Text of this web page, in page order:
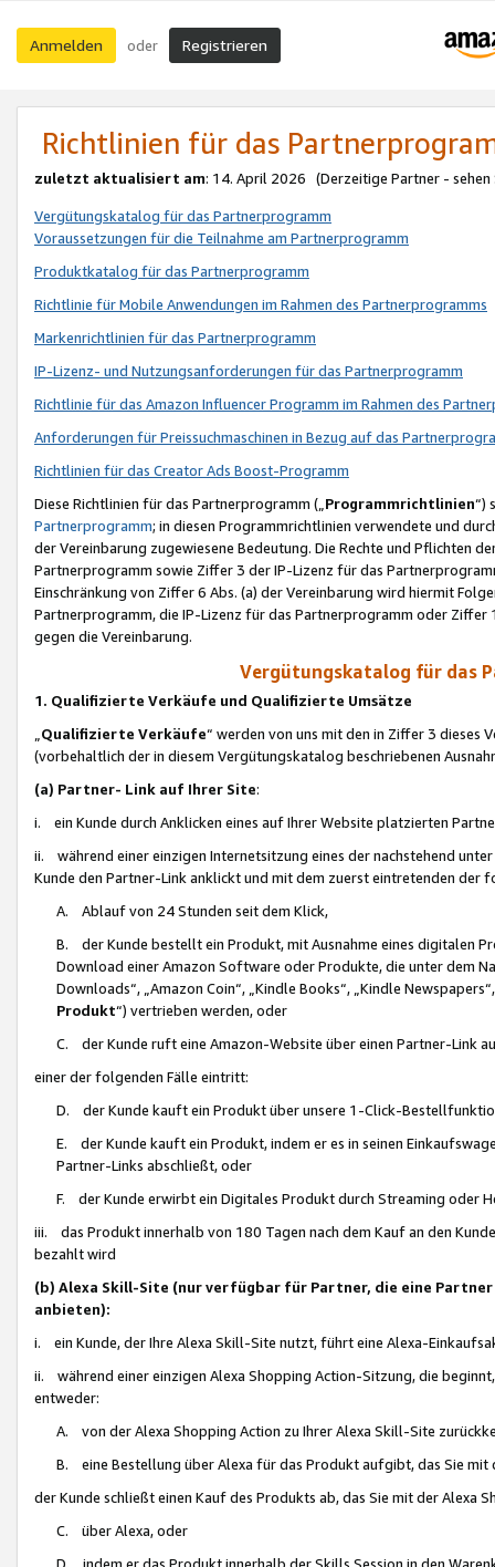
Anmelden oder Registrieren
Richtlinien für das
zuletzt aktualisiert am: 14. April 2026 (Derzeitige Partner - sehen
Vergütungskatalog für das Partnerprogramm
Voraussetzungen für die Teilnahme am Partnerprogramm
Produktkatalog für das Partnerprogramm
Richtlinie für Mobile Anwendungen im Rahmen des Partnerprogramms
Markenrichtlinien für das Partnerprogramm
IP-Lizenz- und Nutzungsanforderungen für das Partnerprogramm
Richtlinie für das Amazon Influencer Programm im Rahmen des
Anforderungen für Preissuchmaschinen in Bezug auf das
Richtlinien für das Creator Ads Boost-Programm
Diese Richtlinien für das Partnerprogramm („Programmrichtlinien“)
Partnerprogramm; in diesen Programmrichtlinien verwendete und
der Vereinbarung zugewiesene Bedeutung. Die Rechte und Pflichten
Partnerprogramm sowie Ziffer 3 der IP-Lizenz für das
Einschränkung von Ziffer 6 Abs. (a) der Vereinbarung wird hiermit
Partnerprogramm, die IP-Lizenz für das Partnerprogramm oder
gegen die Vereinbarung.
Vergütungskatalog für das
1. Qualifizierte Verkäufe und Qualifizierte Umsätze
Qualifizierte Verkäufe“ werden von uns mit den in Ziffer 3
(vorbehaltlich der in diesem Vergütungskatalog beschriebenen
(a) Partner- Link auf Ihrer Site:
i. ein Kunde durch Anklicken eines auf Ihrer Website platzierten
ii. während einer einzigen Internetsitzung eines der nachstehend
Kunde den Partner-Link anklickt und mit dem zuerst eintretenden der
A. Ablauf von 24 Stunden seit dem Klick,
B. der Kunde bestellt ein Produkt, mit Ausnahme eines digitalen
Download einer Amazon Software oder Produkte, die unter dem
Downloads“, „Amazon Coin“, „Kindle Books“, „Kindle
Produkt“) vertrieben werden, oder
C. der Kunde ruft eine Amazon-Website über einen Partner-Link
einer der folgenden Fälle eintritt:
D. der Kunde kauft ein Produkt über unsere 1-Click-
E. der Kunde kauft ein Produkt, indem er es in seinen
Partner-Links abschließt, oder
F. der Kunde erwirbt ein Digitales Produkt durch Streaming oder
iii. das Produkt innerhalb von 180 Tagen nach dem Kauf an den
bezahlt wird
(b) Alexa Skill-Site (nur verfügbar für Partner, die eine
anbieten):
i. ein Kunde, der Ihre Alexa Skill-Site nutzt, führt eine Alexa-
ii. während einer einzigen Alexa Shopping Action-Sitzung, die
entweder:
A. von der Alexa Shopping Action zu Ihrer Alexa Skill-Site
B. eine Bestellung über Alexa für das Produkt aufgibt, das Sie mit
der Kunde schließt einen Kauf des Produkts ab, das Sie mit der Alexa
C. über Alexa, oder
D. indem er das Produkt innerhalb der Skills Session in den